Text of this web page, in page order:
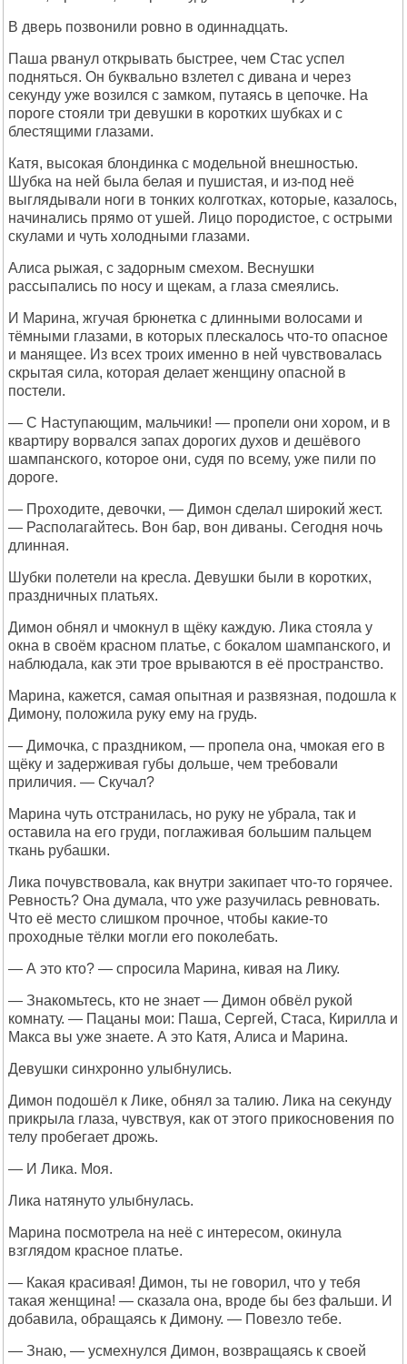
В дверь позвонили ровно в одиннадцать.
Паша рванул открывать быстрее, чем Стас успел
подняться. Он буквально взлетел с дивана и через
секунду уже возился с замком, путаясь в цепочке. На
пороге стояли три девушки в коротких шубках и с
блестящими глазами.
Катя, высокая блондинка с модельной внешностью.
Шубка на ней была белая и пушистая, и из-под неё
выглядывали ноги в тонких колготках, которые, казалось,
начинались прямо от ушей. Лицо породистое, с острыми
скулами и чуть холодными глазами.
Алиса рыжая, с задорным смехом. Веснушки
рассыпались по носу и щекам, а глаза смеялись.
И Марина, жгучая брюнетка с длинными волосами и
тёмными глазами, в которых плескалось что-то опасное
и манящее. Из всех троих именно в ней чувствовалась
скрытая сила, которая делает женщину опасной в
постели.
— С Наступающим, мальчики! — пропели они хором, и в
квартиру ворвался запах дорогих духов и дешёвого
шампанского, которое они, судя по всему, уже пили по
дороге.
— Проходите, девочки, — Димон сделал широкий жест.
— Располагайтесь. Вон бар, вон диваны. Сегодня ночь
длинная.
Шубки полетели на кресла. Девушки были в коротких,
праздничных платьях.
Димон обнял и чмокнул в щёку каждую. Лика стояла у
окна в своём красном платье, с бокалом шампанского, и
наблюдала, как эти трое врываются в её пространство.
Марина, кажется, самая опытная и развязная, подошла к
Димону, положила руку ему на грудь.
— Димочка, с праздником, — пропела она, чмокая его в
щёку и задерживая губы дольше, чем требовали
приличия. — Скучал?
Марина чуть отстранилась, но руку не убрала, так и
оставила на его груди, поглаживая большим пальцем
ткань рубашки.
Лика почувствовала, как внутри закипает что-то горячее.
Ревность? Она думала, что уже разучилась ревновать.
Что её место слишком прочное, чтобы какие-то
проходные тёлки могли его поколебать.
— А это кто? — спросила Марина, кивая на Лику.
— Знакомьтесь, кто не знает — Димон обвёл рукой
комнату. — Пацаны мои: Паша, Сергей, Стаса, Кирилла и
Макса вы уже знаете. А это Катя, Алиса и Марина.
Девушки синхронно улыбнулись.
Димон подошёл к Лике, обнял за талию. Лика на секунду
прикрыла глаза, чувствуя, как от этого прикосновения по
телу пробегает дрожь.
— И Лика. Моя.
Лика натянуто улыбнулась.
Марина посмотрела на неё с интересом, окинула
взглядом красное платье.
— Какая красивая! Димон, ты не говорил, что у тебя
такая женщина! — сказала она, вроде бы без фальши. И
добавила, обращаясь к Димону. — Повезло тебе.
— Знаю, — усмехнулся Димон, возвращаясь к своей